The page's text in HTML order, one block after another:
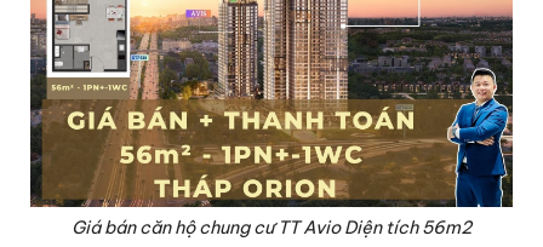
Giá bán căn hộ chung cư TT Avio Diện tích 56m2